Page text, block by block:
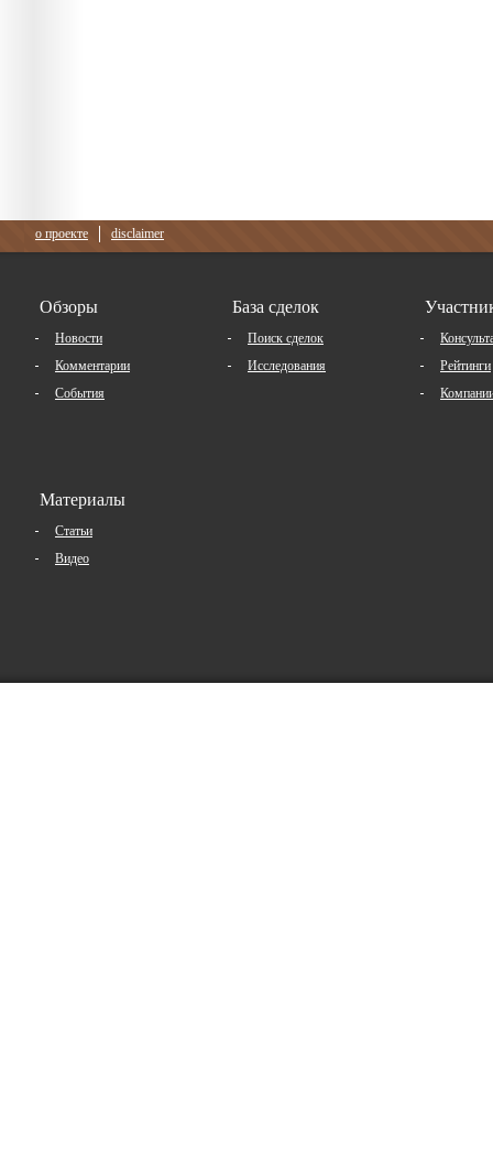
о проекте disclaimer
Обзоры
Новости
Комментарии
События
База сделок
Поиск сделок
Исследования
Рейтинги
Материалы
Статьи
Видео